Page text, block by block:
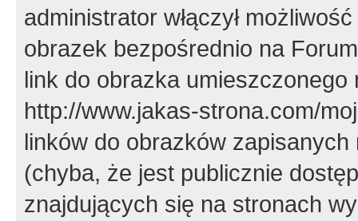
administrator włączył
obrazek bezpośrednio na
link do obrazka
http://www.jakas-strona.com/
linków do obrazków
(chyba, że jest publicznie
znajdujących się na stronach